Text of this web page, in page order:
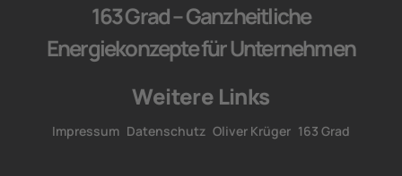
163 Grad – Ganzheitliche
Energiekonzepte für Unternehmen
Weitere Links
Impressum Datenschutz Oliver Krüger 163 Grad